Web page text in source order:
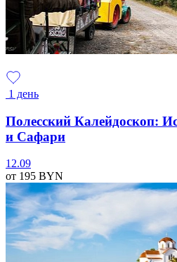
1 день
Полесский Калейдоскоп:
и Сафари
12.09
от 195 BYN